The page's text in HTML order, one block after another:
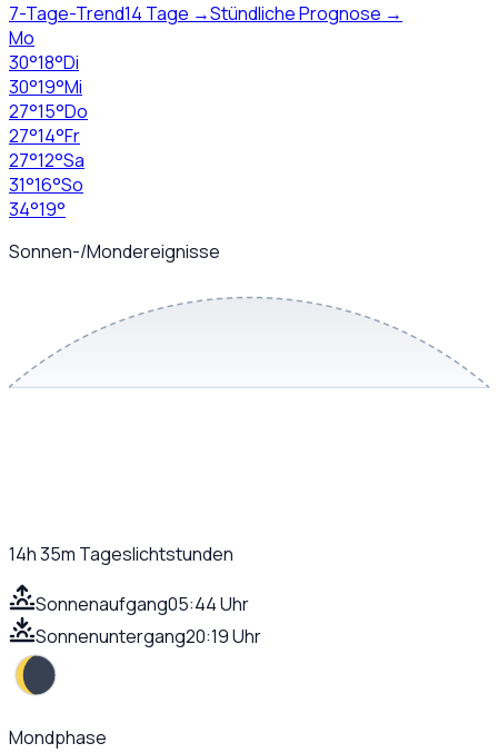
7-Tage-Trend14 Tage →Stündliche Prognose →
Mo
30°18°Di
30°19°Mi
27°15°Do
27°14°Fr
27°12°Sa
31°16°So
34°19°
Sonnen-/Mondereignisse
14h 35m Tageslichtstunden
Sonnenaufgang05:44 Uhr
Sonnenuntergang20:19 Uhr
Mondphase